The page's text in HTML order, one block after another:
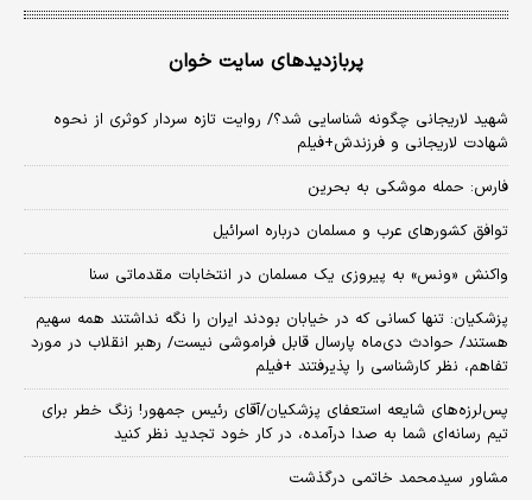
پربازدیدهای سایت خوان
شهید لاریجانی چگونه شناسایی شد؟/ روایت تازه سردار کوثری از نحوه
شهادت لاریجانی و فرزندش+فیلم
فارس: حمله موشکی به بحرین
توافق کشورهای عرب و مسلمان درباره اسرائیل
واکنش «ونس» به پیروزی یک مسلمان در انتخابات مقدماتی سنا
پزشکیان: تنها کسانی که در خیابان بودند ایران را نگه نداشتند همه سهیم
هستند/ حوادث دی‌ماه پارسال قابل فراموشی نیست/ رهبر انقلاب در مورد
تفاهم، نظر کارشناسی را پذیرفتند +فیلم
پس‌لرزه‌های شایعه استعفای پزشکیان/آقای رئیس جمهور! زنگ خطر برای
تیم رسانه‌ای شما به صدا درآمده، در کار خود تجدید نظر کنید
مشاور سیدمحمد خاتمی درگذشت